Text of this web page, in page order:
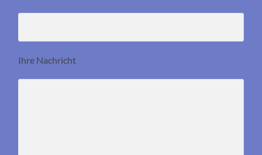
Ihre Nachricht